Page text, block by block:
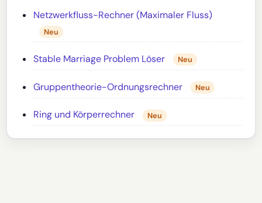
Netzwerkfluss-Rechner (Maximaler Fluss)
Neu
Stable Marriage Problem Löser Neu
Gruppentheorie-Ordnungsrechner Neu
Ring und Körperrechner Neu